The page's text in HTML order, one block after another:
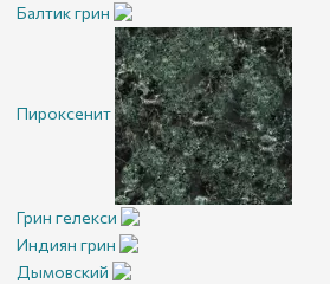
Балтик грин
Пироксенит
Грин гелекси
Индиян грин
Дымовский